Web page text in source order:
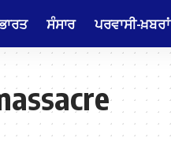
ਭਾਰਤ ਸੰਸਾਰ ਪਰਵਾਸੀ-ਖ਼ਬਰਾਂ